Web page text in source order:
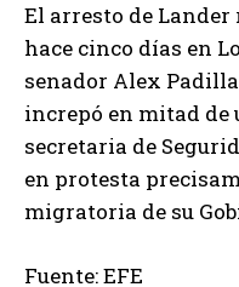
El arresto de
hace cinco días en
senador Alex
increpó en mitad de
secretaria de
en protesta
migratoria de su
Fuente: EFE